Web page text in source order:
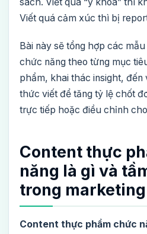
Viết quá cảm xúc thì bị
Bài này sẽ tổng hợp các
chức năng theo từng mục
phẩm, khai thác insight, đến
thức viết để tăng tỷ lệ chốt
trực tiếp hoặc điều chỉnh
Content thực
năng là gì và
trong marketing
Content thực phẩm chức